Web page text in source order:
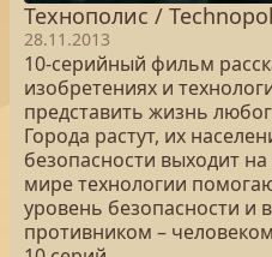
Технополис /
28.11.2013
10-серийный фильм
изобретениях и
представить жизнь
Города растут, их
безопасности выходит
мире технологии
уровень безопасности и
противником –